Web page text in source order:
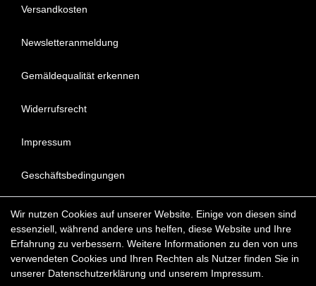
Versandkosten
Newsletteranmeldung
Gemäldequalität erkennen
Widerrufsrecht
Impressum
Geschäftsbedingungen
Datenschutzerklärung
FAQ - Häufig gestellte Fragen
Copyright © 2022 KunstDepot24 BERLIN Exklusive Gemälde
Wir nutzen Cookies auf unserer Website. Einige von diesen sind
essenziell, während andere uns helfen, diese Website und Ihre
Erfahrung zu verbessern. Weitere Informationen zu den von uns
verwendeten Cookies und Ihren Rechten als Nutzer finden Sie in
unserer Daten­schutz­erklärung und unserem Impressum